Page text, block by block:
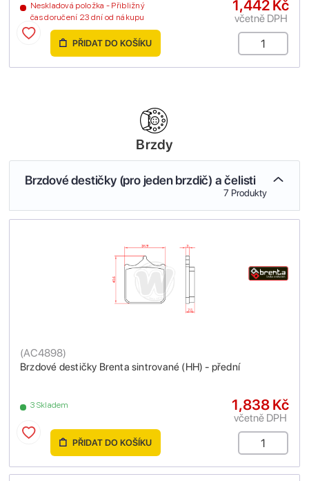
Neskladová položka - Přibližný
čas doručení 23 dní od nákupu
1,442 Kč
včetně DPH
PŘIDAT DO KOŠÍKU
Brzdy
Brzdové destičky (pro jeden brzdič) a čelisti
7 Produkty
Brzdové destičky Brenta sintrované (HH) - přední
(AC4898)
3 Skladem 1,838 Kč
včetně DPH
PŘIDAT DO KOŠÍKU